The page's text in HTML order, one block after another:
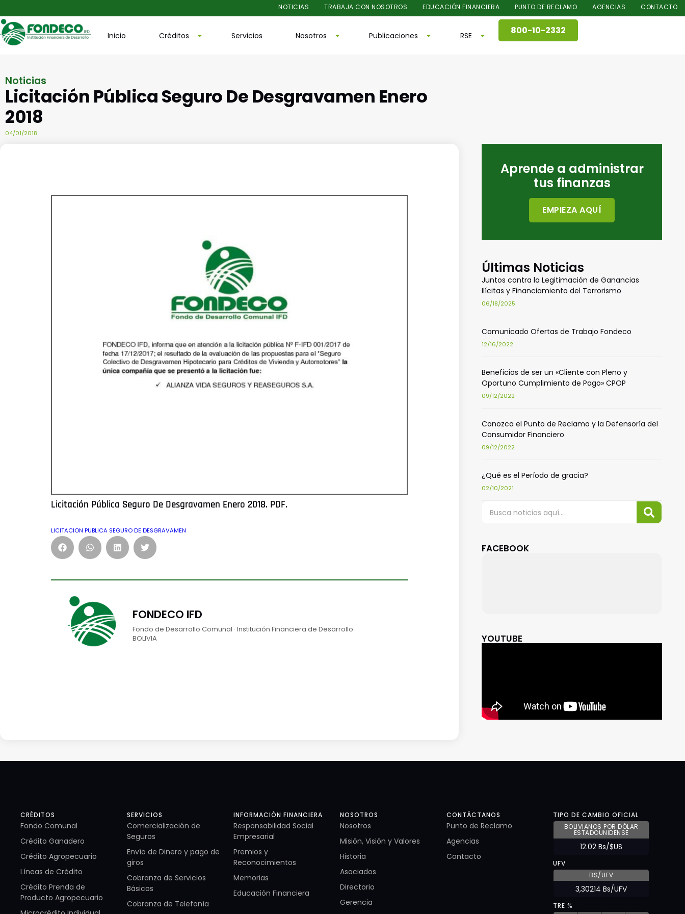
NOTICIAS TRABAJA CON NOSOTROS EDUCACIÓN FINANCIERA PUNTO DE RECLAMO AGENCIAS CONTACTO
Inicio Créditos Servicios Nosotros Publicaciones RSE 800-10-2332
Noticias
Licitación Pública Seguro De Desgravamen Enero
2018
04/01/2018
Licitación Pública Seguro De Desgravamen Enero 2018. PDF.
LICITACION PUBLICA SEGURO DE DESGRAVAMEN
FONDECO IFD
Fondo de Desarrollo Comunal · Institución Financiera de Desarrollo
BOLIVIA
Aprende a administrar
tus finanzas
EMPIEZA AQUÍ
Últimas Noticias
Juntos contra la Legitimación de Ganancias
Ilícitas y Financiamiento del Terrorismo
06/18/2025
Comunicado Ofertas de Trabajo Fondeco
12/16/2022
Beneficios de ser un «Cliente con Pleno y
Oportuno Cumplimiento de Pago» CPOP
09/12/2022
Conozca el Punto de Reclamo y la Defensoría del
Consumidor Financiero
09/12/2022
¿Qué es el Período de gracia?
02/10/2021
FACEBOOK
YOUTUBE
CRÉDITOS
Fondo Comunal
Crédito Ganadero
Crédito Agropecuario
Líneas de Crédito
Crédito Prenda de
Producto Agropecuario
SERVICIOS
Comercialización de
Seguros
Envío de Dinero y pago de
giros
Cobranza de Servicios
Básicos
Cobranza de Telefonía
INFORMACIÓN FINANCIERA
Responsabilidad Social
Empresarial
Premios y
Reconocimientos
Memorias
Educación Financiera
NOSOTROS
Nosotros
Misión, Visión y Valores
Historia
Asociados
Directorio
Gerencia
CONTÁCTANOS
Punto de Reclamo
Agencias
Contacto
TIPO DE CAMBIO OFICIAL
BOLIVIANOS POR DÓLAR
ESTADOUNIDENSE
12.02 Bs/$US
UFV
BS/UFV
3,30214 Bs/UFV
TRE %